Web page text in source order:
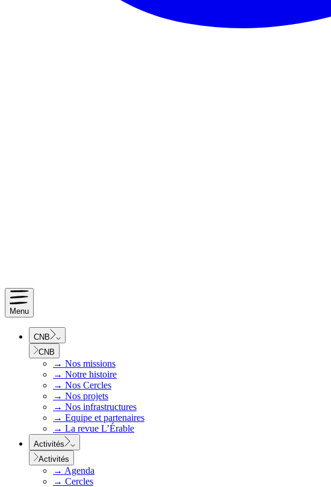
Menu
CNB
CNB
→ Nos missions
→ Notre histoire
→ Nos Cercles
→ Nos projets
→ Nos infrastructures
→ Equipe et partenaires
→ La revue L’Érable
Activités
Activités
→ Agenda
→ Cercles